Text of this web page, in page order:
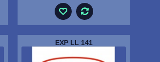
EXP LL 141